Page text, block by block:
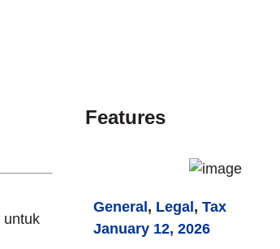
untuk
Features
General , Legal , Tax
January 12, 2026